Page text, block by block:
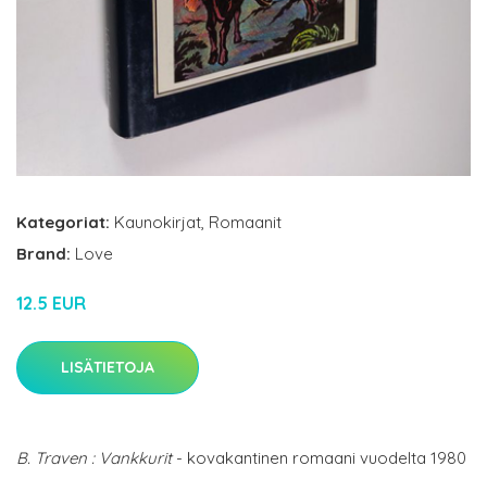
Kategoriat: Kaunokirjat, Romaanit
Brand: Love
12.5 EUR
LISÄTIETOJA
B. Traven : Vankkurit- kovakantinen romaani vuodelta 1980